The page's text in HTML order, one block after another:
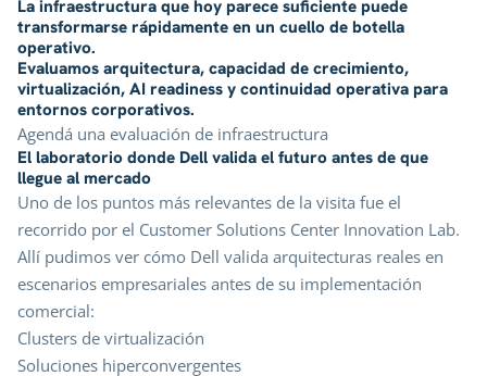
La infraestructura que hoy parece suficiente puede
transformarse rápidamente en un cuello de botella
operativo.
Evaluamos arquitectura, capacidad de crecimiento,
virtualización, AI readiness y continuidad operativa para
entornos corporativos.
Agendá una evaluación de infraestructura
El laboratorio donde Dell valida el futuro antes de que
llegue al mercado
Uno de los puntos más relevantes de la visita fue el
recorrido por el Customer Solutions Center Innovation Lab.
Allí pudimos ver cómo Dell valida arquitecturas reales en
escenarios empresariales antes de su implementación
comercial:
Clusters de virtualización
Soluciones hiperconvergentes